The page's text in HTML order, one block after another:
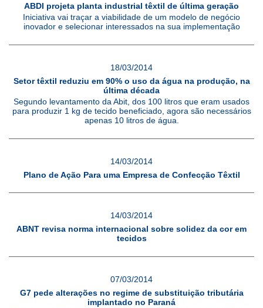
ABDI projeta planta industrial têxtil de última geração
Iniciativa vai traçar a viabilidade de um modelo de negócio
inovador e selecionar interessados na sua implementação
18/03/2014
Setor têxtil reduziu em 90% o uso da água na produção, na
última década
Segundo levantamento da Abit, dos 100 litros que eram usados
para produzir 1 kg de tecido beneficiado, agora são necessários
apenas 10 litros de água.
14/03/2014
Plano de Ação Para uma Empresa de Confecção Têxtil
14/03/2014
ABNT revisa norma internacional sobre solidez da cor em
tecidos
07/03/2014
G7 pede alterações no regime de substituição tributária
implantado no Paraná